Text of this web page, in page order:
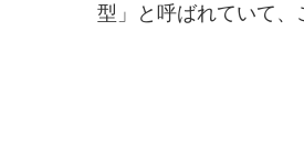
型」と呼ばれていて、